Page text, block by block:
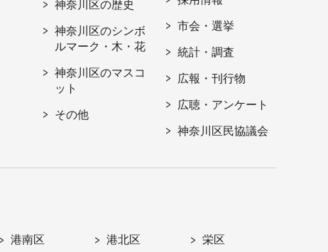
神奈川区の歴史
神奈川区のシンボ
ルマーク・木・花
神奈川区のマスコ
ット
その他
市会・選挙
統計・調査
広報・刊行物
広聴・アンケート
神奈川区民協議会
港南区 港北区 栄区